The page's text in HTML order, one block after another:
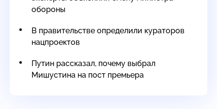
обороны
В правительстве определили кураторов
нацпроектов
Путин рассказал, почему выбрал
Мишустина на пост премьера